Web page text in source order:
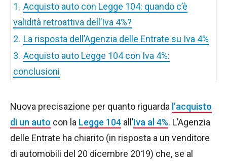
1. Acquisto auto con Legge 104: quando c’è
validità retroattiva dell’Iva 4%?
2. La risposta dell’Agenzia delle Entrate su Iva 4%
3. Acquisto auto Legge 104 con Iva 4%:
conclusioni
Nuova precisazione per quanto riguarda l’acquisto
di un auto con la Legge 104 all’Iva al 4%. L’Agenzia
delle Entrate ha chiarito (in risposta a un venditore
di automobili del 20 dicembre 2019) che, se al